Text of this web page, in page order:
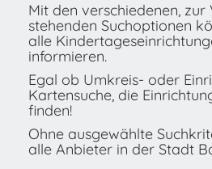
Mit den verschiedenen, zur
stehenden Suchoptionen
alle
informieren.
Egal ob Umkreis- oder
Kartensuche, die
finden!
Ohne ausgewählte
alle Anbieter in der Stadt